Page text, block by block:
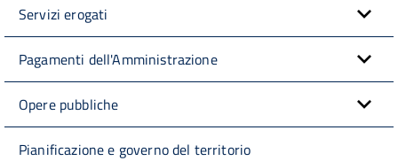
Servizi erogati
Pagamenti dell'Amministrazione
Opere pubbliche
Pianificazione e governo del territorio